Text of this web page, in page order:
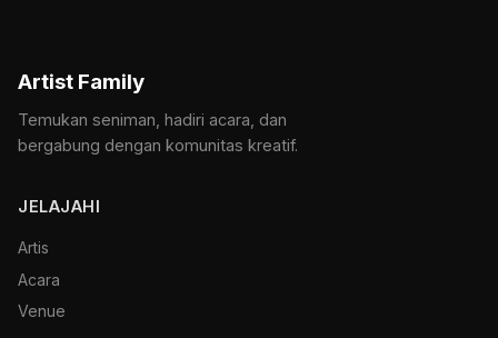
Artist Family
Temukan seniman, hadiri acara, dan
bergabung dengan komunitas kreatif.
JELAJAHI
Artis
Acara
Venue